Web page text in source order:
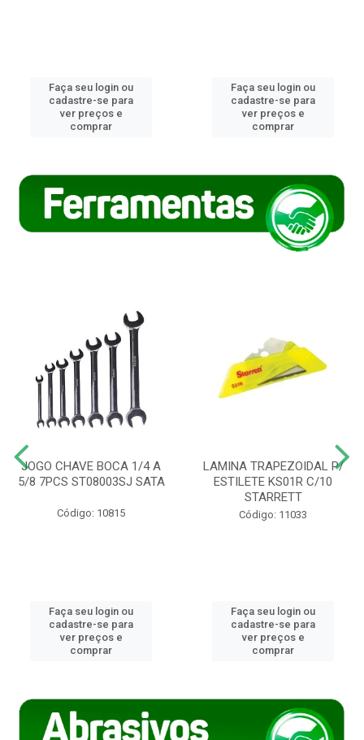
Faça seu login ou
cadastre-se para
ver preços e
comprar
Faça seu login ou
cadastre-se para
ver preços e
comprar
JOGO CHAVE BOCA 1/4 A
5/8 7PCS ST08003SJ SATA
Código: 10815
Faça seu login ou
cadastre-se para
ver preços e
comprar
LAMINA TRAPEZOIDAL P/
ESTILETE KS01R C/10
STARRETT
Código: 11033
Faça seu login ou
cadastre-se para
ver preços e
comprar